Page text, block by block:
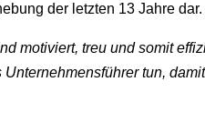
der letzten 13 Jahre
motiviert, treu und somit
tun,